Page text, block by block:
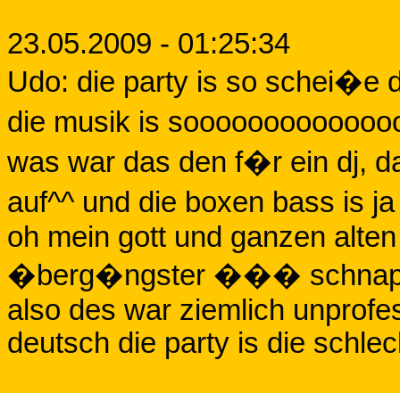
23.05.2009 - 01:25:34
Udo: die party is so schei�e
die musik is
was war das den f�r ein dj,
auf^^ und die boxen bass is
oh mein gott und ganzen
�berg�ngster ���
also des war ziemlich
deutsch die party is die